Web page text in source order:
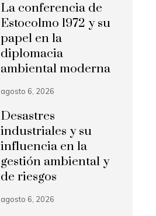
La conferencia de
Estocolmo 1972 y su
papel en la
diplomacia
ambiental moderna
agosto 6, 2026
Desastres
industriales y su
influencia en la
gestión ambiental y
de riesgos
agosto 6, 2026